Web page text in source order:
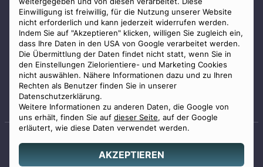
Einwilligung ist freiwillig, für die Nutzung unserer Website
nicht erforderlich und kann jederzeit widerrufen werden.
Indem Sie auf "Akzeptieren" klicken, willigen Sie zugleich ein,
dass Ihre Daten in den USA von Google verarbeitet werden.
Die Übermittlung der Daten findet nicht statt, wenn Sie in
den Einstellungen Zielorientiere- und Marketing Cookies
nicht auswählen. Nähere Informationen dazu und zu Ihren
Rechten als Benutzer finden Sie in unserer
Datenschutzerklärung.
Weitere Informationen zu anderen Daten, die Google von
uns erhält, finden Sie auf dieser Seite, auf der Google
erläutert, wie diese Daten verwendet werden.
AKZEPTIEREN
Zahlungsmöglichkeiten
Staatlich geprüfter
© 2026 Benu GmbH. Alle Rechte vorbehalten.